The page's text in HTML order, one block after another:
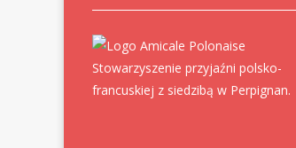
Stowarzyszenie przyjaźni polsko-
francuskiej z siedzibą w Perpignan.